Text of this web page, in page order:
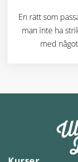
En rätt som
man inte ha
med